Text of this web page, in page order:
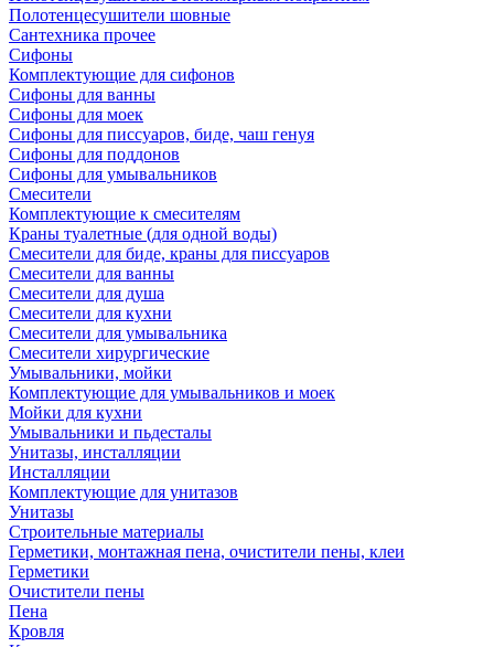
Полотенцесушители шовные
Сантехника прочее
Сифоны
Комплектующие для сифонов
Сифоны для ванны
Сифоны для моек
Сифоны для писсуаров, биде, чаш генуя
Сифоны для поддонов
Сифоны для умывальников
Смесители
Комплектующие к смесителям
Краны туалетные (для одной воды)
Смесители для биде, краны для писсуаров
Смесители для ванны
Смесители для душа
Смесители для кухни
Смесители для умывальника
Смесители хирургические
Умывальники, мойки
Комплектующие для умывальников и моек
Мойки для кухни
Умывальники и пьдесталы
Унитазы, инсталляции
Инсталляции
Комплектующие для унитазов
Унитазы
Строительные материалы
Герметики, монтажная пена, очистители пены, клеи
Герметики
Очистители пены
Пена
Кровля